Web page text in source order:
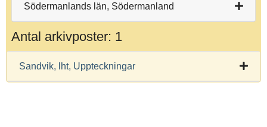
Södermanlands län, Södermanland
Antal arkivposter: 1
Sandvik, lht, Uppteckningar